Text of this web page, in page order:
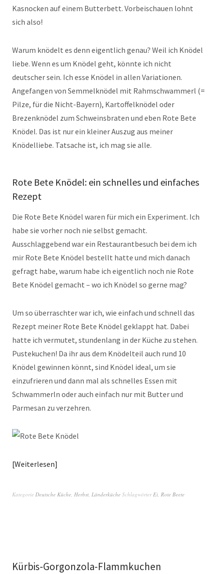
Kasnocken auf einem Butterbett. Vorbeischauen lohnt
sich also!
Warum knödelt es denn eigentlich genau? Weil ich Knödel
liebe. Wenn es um Knödel geht, könnte ich nicht
deutscher sein. Ich esse Knödel in allen Variationen.
Angefangen von Semmelknödel mit Rahmschwammerl (=
Pilze, für die Nicht-Bayern), Kartoffelknödel oder
Brezenknödel zum Schweinsbraten und eben Rote Bete
Knödel. Das ist nur ein kleiner Auszug aus meiner
Knödelliebe. Tatsache ist, ich mag sie alle.
Rote Bete Knödel: ein schnelles und einfaches
Rezept
Die Rote Bete Knödel waren für mich ein Experiment. Ich
habe sie vorher noch nie selbst gemacht.
Ausschlaggebend war ein Restaurantbesuch bei dem ich
mir Rote Bete Knödel bestellt hatte und mich danach
gefragt habe, warum habe ich eigentlich noch nie Rote
Bete Knödel gemacht – wo ich Knödel so gerne mag?
Um so überraschter war ich, wie einfach und schnell das
Rezept meiner Rote Bete Knödel geklappt hat. Dabei
hatte ich vermutet, stundenlang in der Küche zu stehen.
Pustekuchen! Da ihr aus dem Knödelteil auch rund 10
Knödel gewinnen könnt, sind Knödel ideal, um sie
einzufrieren und dann mal als schnelles Essen mit
Schwammerln oder auch einfach nur mit Butter und
Parmesan zu verzehren.
Weiterlesen
Kategorie Deutsche Küche, Herbst, Länderküche SchlagwörterEi, Rote Beete
Kürbis-Gorgonzola-Flammkuchen